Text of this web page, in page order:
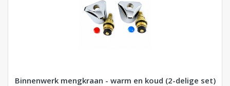
Binnenwerk mengkraan - warm en koud (2-delige set)